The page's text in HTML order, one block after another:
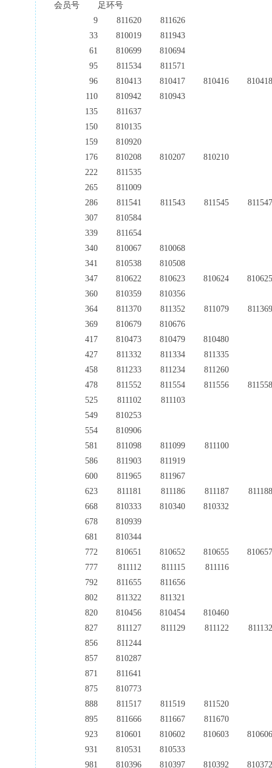
会员号
足环号
9
811620
811626
33
810019
811943
61
810699
810694
95
811534
811571
96
810413 810417 810416
810418
110
810942
810943
135
811637
150
810135
159
810920
176
810208 810207
810210
222
811535
265
811009
286
811541 811543 811545
811547
307
810584
339
811654
340
810067
810068
341
810538
810508
347
810622 810623 810624
810625
360
810359
810356
364
811370 811352 811079
811369
369
810679
810676
417
810473 810479
810480
427
811332 811334
811335
458
811233 811234
811260
478
811552 811554 811556
811558
525
811102
811103
549
810253
554
810906
581
811098 811099
811100
586
811903
811919
600
811965
811967
623
811181 811186 811187
811188
668
810333 810340
810332
678
810939
681
810344
772
810651 810652 810655
810657
777
811112 811115
811116
792
811655
811656
802
811322
811321
820
810456 810454
810460
827
811127 811129 811122
811132
856
811244
857
810287
871
811641
875
810773
888
811517 811519
811520
895
811666 811667
811670
923
810601 810602 810603
810606
931
810531
810533
981
810396 810397 810392 810372